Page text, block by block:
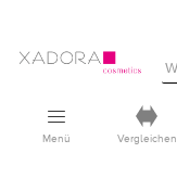
Menü Vergleichen